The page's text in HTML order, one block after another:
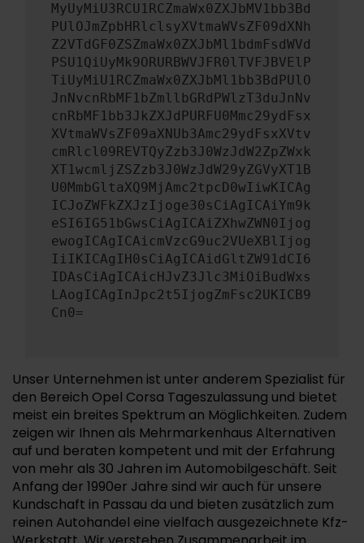
MyUyMiU3RCU1RCZmaWx0ZXJbMV1bb3Bd
PUlOJmZpbHRlclsyXVtmaWVsZF09dXNh
Z2VTdGF0ZSZmaWx0ZXJbMl1bdmFsdWVd
PSU1QiUyMk9ORURBWVJFR0lTVFJBVElP
TiUyMiU1RCZmaWx0ZXJbMl1bb3BdPUlO
JnNvcnRbMF1bZmllbGRdPWlzT3duJnNv
cnRbMF1bb3JkZXJdPURFU0Mmc29ydFsx
XVtmaWVsZF09aXNUb3Amc29ydFsxXVtv
cmRlcl09REVTQyZzb3J0WzJdW2ZpZWxk
XT1wcmljZSZzb3J0WzJdW29yZGVyXT1B
U0MmbGltaXQ9MjAmc2tpcD0wIiwKICAg
ICJoZWFkZXJzIjoge30sCiAgICAiYm9k
eSI6IG51bGwsCiAgICAiZXhwZWN0Ijog
ewogICAgICAicmVzcG9uc2VUeXBlIjog
IiIKICAgIH0sCiAgICAidGltZW91dCI6
IDAsCiAgICAicHJvZ3Jlc3MiOiBudWxs
LAogICAgInJpc2t5IjogZmFsc2UKICB9
Cn0=
Unser Unternehmen ist unter anderem Spezialist für
den Bereich Opel Corsa Tageszulassung und bietet
meist ein breites Spektrum an Möglichkeiten. Zudem
zeigen wir Ihnen als Mehrmarkenhaus Alternativen
auf und beraten kompetent und mit der Erfahrung
von mehr als 30 Jahren im Automobilgeschäft. Seit
Anfang der 1990er Jahre sind wir auch für unsere
Kundschaft in Passau da und bieten zusätzlich zum
reinen Autohandel eine vielfach ausgezeichnete Kfz-